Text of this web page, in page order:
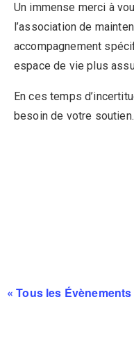
Un immense merci à
l’association de
accompagnement
espace de vie plus
En ces temps
besoin de votre soutien.
« Tous les Évènements